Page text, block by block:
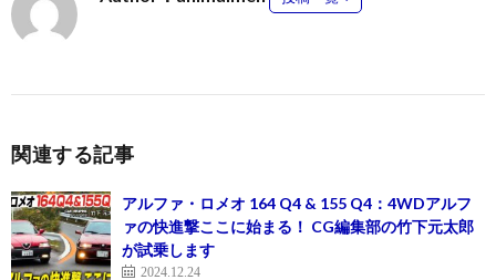
関連する記事
アルファ・ロメオ 164 Q4 & 155 Q4：4WDアルフ
ァの快進撃ここに始まる！ CG編集部の竹下元太郎
が試乗します
2024.12.24